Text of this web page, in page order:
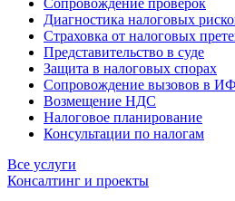
Сопровождение проверок
Диагностика налоговых
Страховка от налоговых
Представительство в суде
Защита в налоговых спорах
Сопровождение вызовов в
Возмещение НДС
Налоговое планирование
Консультации по налогам
Все услуги
Консалтинг и проекты